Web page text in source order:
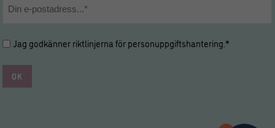
Hantering
personuppgifter
*
Jag godkänner riktlinjerna förpersonuppgiftshantering .*